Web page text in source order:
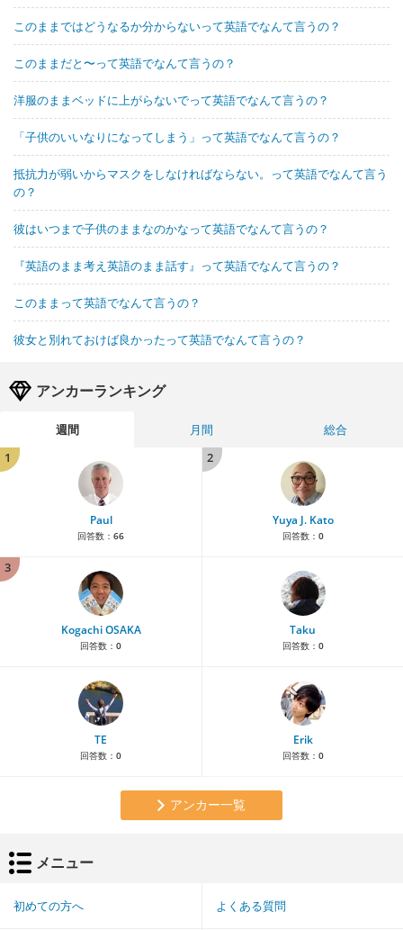
このままではどうなるか分からないって英語でなんて言うの？
このままだと〜って英語でなんて言うの？
洋服のままベッドに上がらないでって英語でなんて言うの？
「子供のいいなりになってしまう」って英語でなんて言うの？
抵抗力が弱いからマスクをしなければならない。って英語でなんて言う
の？
彼はいつまで子供のままなのかなって英語でなんて言うの？
『英語のまま考え英語のまま話す』って英語でなんて言うの？
このままって英語でなんて言うの？
彼女と別れておけば良かったって英語でなんて言うの？
アンカーランキング
週間 月間
総合
1
Paul
回答数： 66
2
Yuya J. Kato
回答数： 0
3
Kogachi OSAKA
回答数： 0
Taku
回答数： 0
TE
回答数： 0
Erik
回答数： 0
アンカー一覧
メニュー
初めての方へ よくある質問